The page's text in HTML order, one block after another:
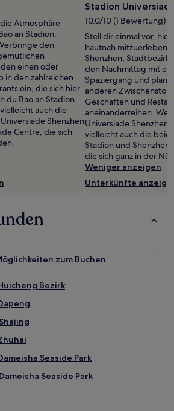
Atmosphäre
an Stadion,
den
einen oder
in den zahlreichen
ein, die sich hier
du Bao an Stadion
auch die
Shenzhen
Centre, die sich
Stadion
10.0/10 (1 Bewertung)
Stell dir einmal vor,
hautnah mitzuerleben:
Shenzhen,
den Nachmittag mit
Spaziergang und
anderen
Geschäften und
aneinanderreihen.
Universiade
vielleicht auch die
Stadion und Shenzhen
die sich ganz in der
Weniger anzeigen
Unterkünfte
zum Buchen
Bezirk
Seaside Park
Seaside Park